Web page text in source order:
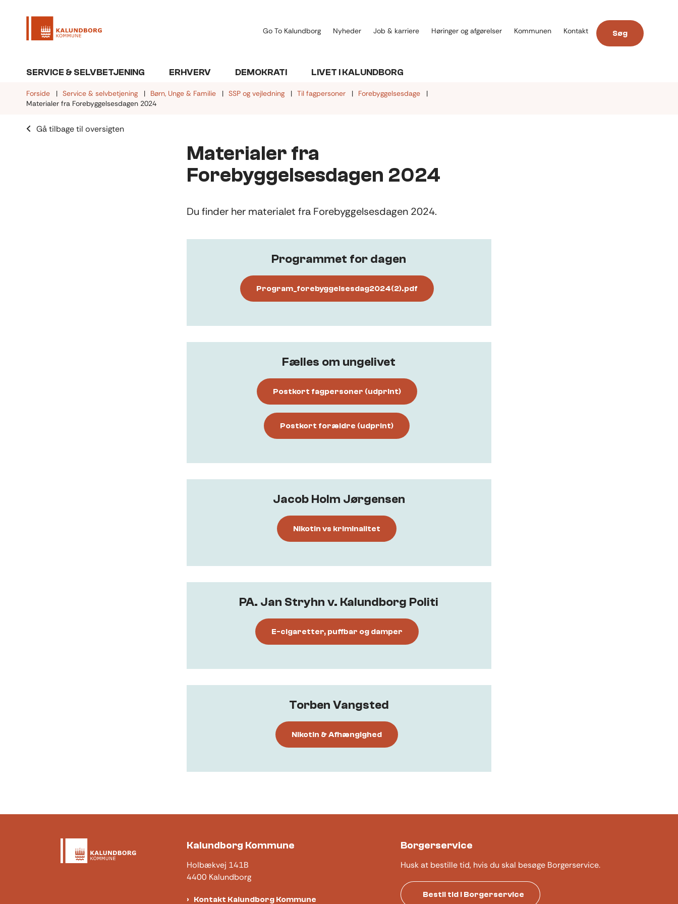
Go To Kalundborg Nyheder Job & karriere Høringer og afgørelser Kommunen Kontakt Søg
SERVICE & SELVBETJENING ERHVERV DEMOKRATI LIVET I KALUNDBORG
Forside Service & selvbetjening Børn, Unge & Familie SSP og vejledning Til fagpersoner
Forebyggelsesdage
Materialer fra Forebyggelsesdagen 2024
Gå tilbage til oversigten
Materialer fra
Forebyggelsesdagen 2024
Du finder her materialet fra Forebyggelsesdagen 2024.
Programmet for dagen
Program_forebyggelsesdag2024(2).pdf
Fælles om ungelivet
Postkort fagpersoner (udprint)
Postkort forældre (udprint)
Jacob Holm Jørgensen
Nikotin vs kriminalitet
PA. Jan Stryhn v. Kalundborg Politi
E-cigaretter, puffbar og damper
Torben Vangsted
Nikotin & Afhængighed
Kalundborg Kommune
Holbækvej 141B
4400 Kalundborg
Kontakt Kalundborg Kommune
Borgerservice
Husk at bestille tid, hvis du skal besøge Borgerservice.
Bestil tid i Borgerservice